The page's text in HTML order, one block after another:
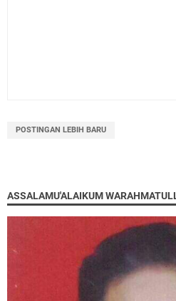
POSTINGAN LEBIH BARU
ASSALAMU'ALAIKUM